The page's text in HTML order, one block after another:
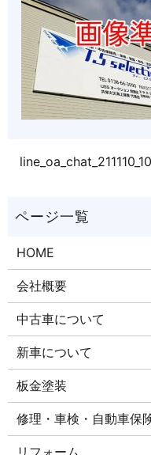
HOME
会社概要
中古車について
新車について
板金塗装
修理・車検・自動車保